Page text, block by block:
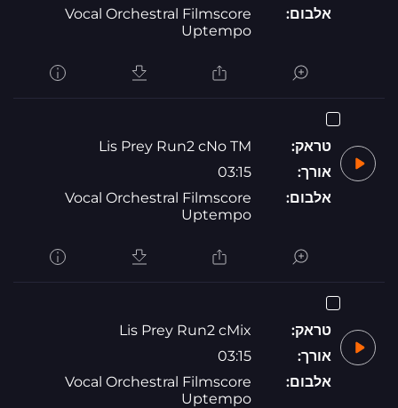
אלבום:
Vocal Orchestral Filmscore
Uptempo
טראק:
Lis Prey Run2 cNo TM
אורך:
03:15
אלבום:
Vocal Orchestral Filmscore
Uptempo
טראק:
Lis Prey Run2 cMix
אורך:
03:15
אלבום:
Vocal Orchestral Filmscore
Uptempo